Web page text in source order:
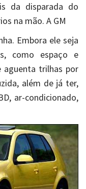
da disparada do
na mão. A GM
Embora ele seja
como espaço e
aguenta trilhas por
além de já ter,
ar-condicionado,